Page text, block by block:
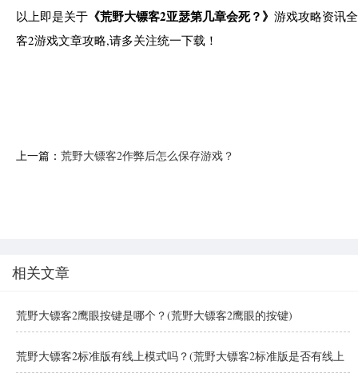
以上即是关于 《荒野大镖客2亚瑟第几章会死？》 游戏攻略资讯
客2游戏文章攻略,请多关注统一下载！
上一篇： 荒野大镖客2作弊后怎么保存游戏？
相关文章
荒野大镖客2鹰眼按键是哪个？(荒野大镖客2鹰眼的按键)
荒野大镖客2标准版有线上模式吗？(荒野大镖客2标准版是否有线上
模式)